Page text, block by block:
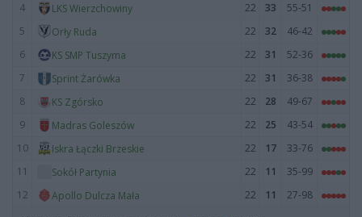
4
LKS Wierzchowiny 22 33
55-51
5
Orły Ruda 22 32
46-42
6
KS SMP Tuszyma 22 31
52-36
7
Sprint Żarówka 22 31
36-38
8
KS Zgórsko 22 28
49-67
9
Madras Goleszów 22 25
43-54
10
Iskra Łączki Brzeskie 22 17
33-76
11
Sokół Partynia 22 11
35-99
12
Apollo Dulcza Mała 22 11 27-98